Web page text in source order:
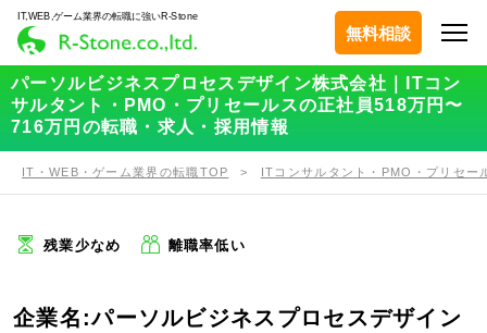
IT,WEB,ゲーム業界の転職に強いR-Stone
無料相談
パーソルビジネスプロセスデザイン株式会社｜ITコン
サルタント・PMO・プリセールスの正社員518万円〜
716万円の転職・求人・採用情報
IT・WEB・ゲーム業界の転職TOP ITコンサルタント・PMO・プリセー
残業少なめ 離職率低い
企業名:パーソルビジネスプロセスデザイン